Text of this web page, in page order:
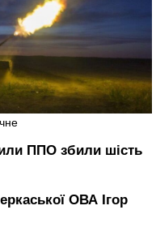
ППО збили шість
ОВА Ігор